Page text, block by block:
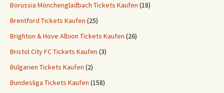
Borussia Mönchengladbach Tickets Kaufen (18)
Brentford Tickets Kaufen (25)
Brighton & Hove Albion Tickets Kaufen (26)
Bristol City FC Tickets Kaufen (3)
Bulgarien Tickets Kaufen (2)
Bundesliga Tickets Kaufen (158)